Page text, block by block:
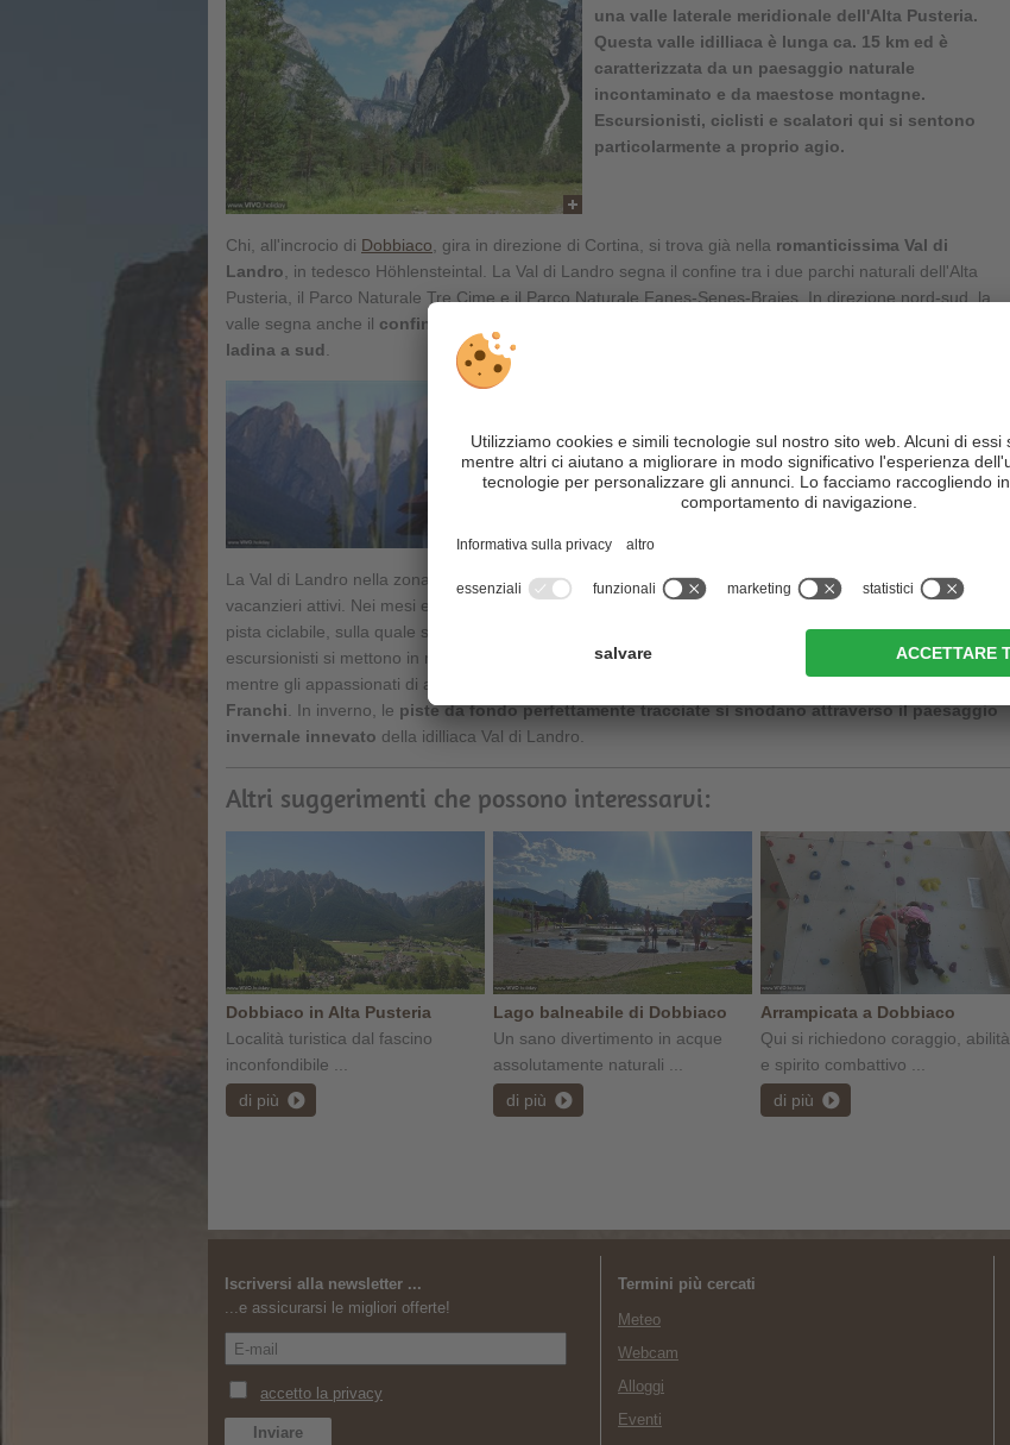
una valle laterale meridionale dell'Alta Pusteria.
Questa valle idilliaca è lunga ca. 15 km ed è
caratterizzata da un paesaggio naturale
incontaminato e da maestose montagne.
Escursionisti, ciclisti e scalatori qui si sentono
particolarmente a proprio agio.
Chi, all'incrocio di Dobbiaco , gira in direzione di Cortina, si trova già nella romanticissima Val di
Landro , in tedesco Höhlensteintal. La Val di Landro segna il confine tra i due parchi naturali dell'Alta
Pusteria, il Parco Naturale Tre Cime e il Parco Naturale Fanes-Senes-Braies. In direzione nord-sud, la
valle segna anche il confine linguistico tra la regione di lingua tedesca a nord
ladina a sud
La Val di Landro nella zona delle 3 Cime nelle Dolomiti è particolarmente rinomata già da tempo tra i
vacanzieri attivi. Nei mesi estivi, lungo la vecchia linea ferroviaria in disuso, si sviluppa verso Cortina la
pista ciclabile, sulla quale si incontrano sia gli appassionati di mountain bike che i ciclisti occasionali. Gli
escursionisti si mettono in marcia verso una delle magnifiche cime delle Dolomiti nella Val di Landro,
mentre gli appassionati di arrampicata possono dare sfogo alla loro passione nella
Franchi . In inverno, le piste da fondo perfettamente tracciate si snodano attraverso il paesaggio
invernale innevato della idilliaca Val di Landro.
Altri suggerimenti che possono interessarvi:
Dobbiaco in Alta Pusteria
Località turistica dal fascino
inconfondibile ...
di più
Lago balneabile di Dobbiaco
Un sano divertimento in acque
assolutamente naturali ...
di più
Arrampicata a Dobbiaco
Qui si richiedono coraggio, abilità
e spirito combattivo ...
di più
Iscriversi alla newsletter ...
...e assicurarsi le migliori offerte!
Termini più cercati
Meteo
Webcam
Alloggi
Eventi